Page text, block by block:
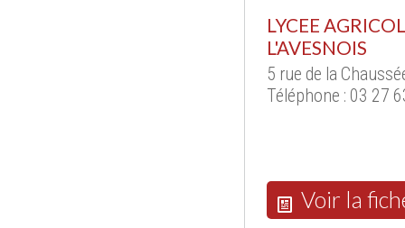
LYCEE
L'AVESNOIS
5 rue de la
Téléphone : 03 27
Voir la